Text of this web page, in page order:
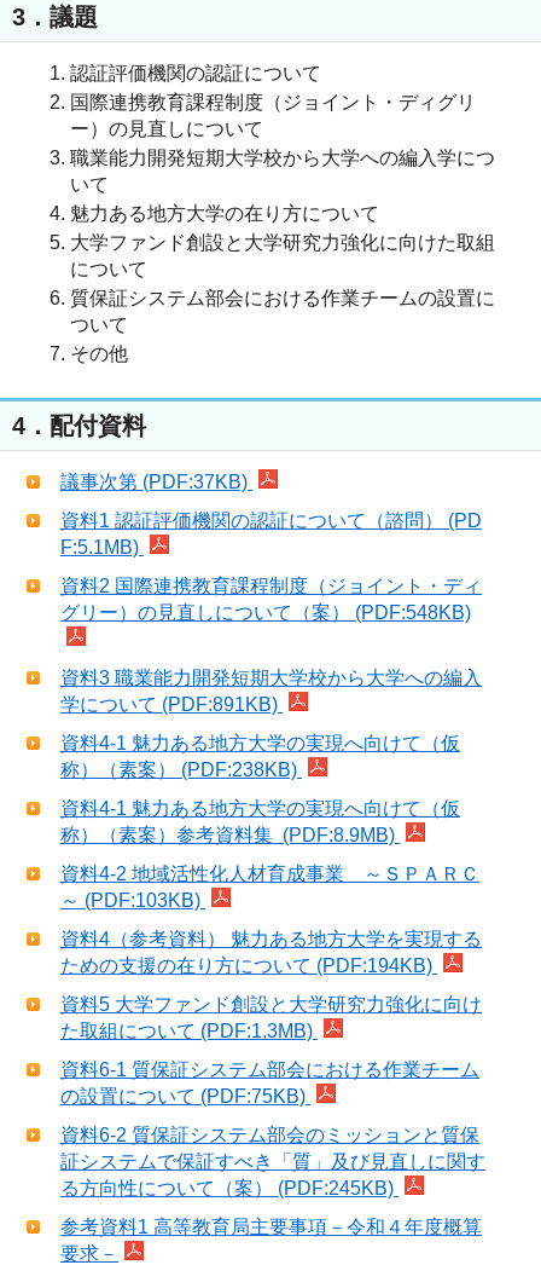
3．議題
認証評価機関の認証について
国際連携教育課程制度（ジョイント・ディグリ
ー）の見直しについて
職業能力開発短期大学校から大学への編入学につ
いて
魅力ある地方大学の在り方について
大学ファンド創設と大学研究力強化に向けた取組
について
質保証システム部会における作業チームの設置に
ついて
その他
4．配付資料
議事次第 (PDF:37KB)
資料1 認証評価機関の認証について（諮問） (PD
F:5.1MB)
資料2 国際連携教育課程制度（ジョイント・ディ
グリー）の見直しについて（案） (PDF:548KB)
資料3 職業能力開発短期大学校から大学への編入
学について (PDF:891KB)
資料4-1 魅力ある地方大学の実現へ向けて（仮
称）（素案） (PDF:238KB)
資料4-1 魅力ある地方大学の実現へ向けて（仮
称）（素案）参考資料集 (PDF:8.9MB)
資料4-2 地域活性化人材育成事業 ～ＳＰＡＲＣ
～ (PDF:103KB)
資料4（参考資料） 魅力ある地方大学を実現する
ための支援の在り方について (PDF:194KB)
資料5 大学ファンド創設と大学研究力強化に向け
た取組について (PDF:1.3MB)
資料6-1 質保証システム部会における作業チーム
の設置について (PDF:75KB)
資料6-2 質保証システム部会のミッションと質保
証システムで保証すべき「質」及び見直しに関す
る方向性について（案） (PDF:245KB)
参考資料1 高等教育局主要事項－令和４年度概算
要求－